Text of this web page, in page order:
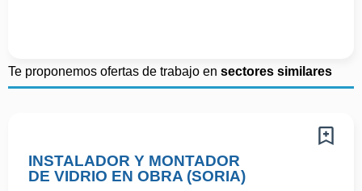
Te proponemos ofertas de trabajo en sectores similares
INSTALADOR Y MONTADOR
DE VIDRIO EN OBRA (SORIA)